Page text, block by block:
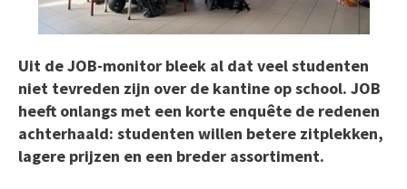
Uit de JOB-monitor bleek al dat veel studenten
niet tevreden zijn over de kantine op school. JOB
heeft onlangs met een korte enquête de redenen
achterhaald: studenten willen betere zitplekken,
lagere prijzen en een breder assortiment.